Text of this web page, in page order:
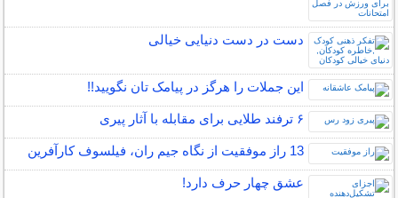
دست در دست دنیایی خیالی
این جملات را هرگز در پیامک تان نگویید!!
۶ ترفند طلایی برای مقابله با آثار پیری
13 راز موفقیت از نگاه جیم ران، فیلسوف کارآفرین
عشق چهار حرف دارد!